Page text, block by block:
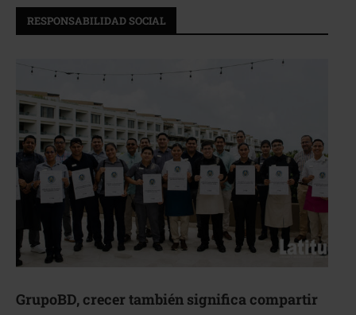
RESPONSABILIDAD SOCIAL
GrupoBD, crecer también significa compartir